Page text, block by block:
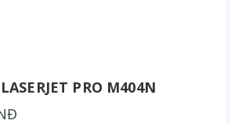
PRO M404N